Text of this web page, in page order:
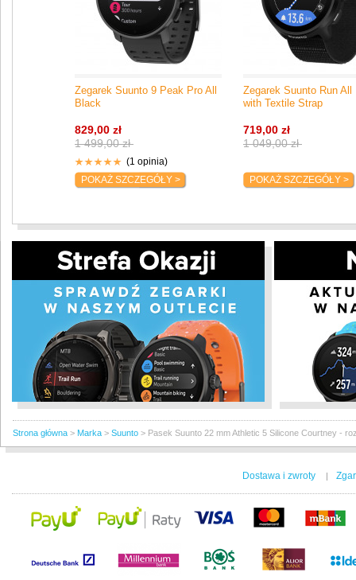
Zegarek Suunto 9 Peak Pro All
Black
829,00 zł
1 499,00 zł
(1 opinia)
POKAŻ SZCZEGÓŁY >
Zegarek Suunto Run All
with Textile Strap
719,00 zł
1 049,00 zł
POKAŻ SZCZEGÓŁY >
Strona główna > Marka > Suunto > Pasek Suunto 22 mm Athletic 5 Silicone Courtney -
Dostawa i zwroty |